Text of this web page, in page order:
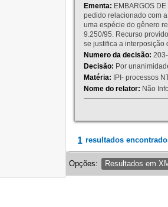
Ementa: EMBARGOS
pedido relacionado com
uma espécie do gênero
9.250/95. Recurso
se justifica a interposição
Numero da decisão:
Decisão: Por
Matéria: IPI- processos
Nome do relator: Não
1 resultados
Opções: Resultados em